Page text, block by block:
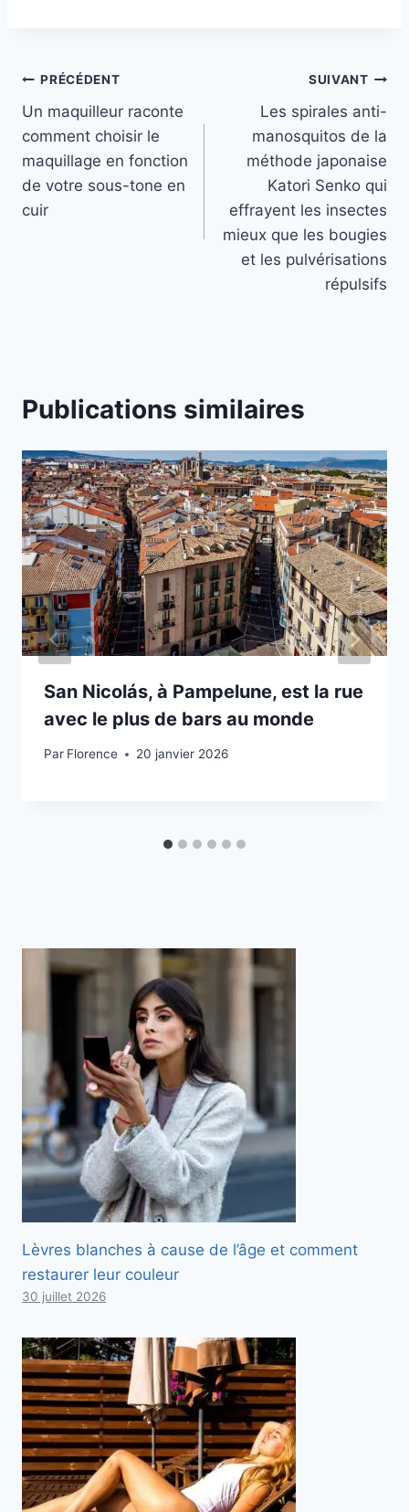
Navigation
de
l’article
PRÉCÉDENT
Un maquilleur raconte
comment choisir le
maquillage en fonction
de votre sous-tone en
cuir
SUIVANT
Les spirales anti-
manosquitos de la
méthode japonaise
Katori Senko qui
effrayent les insectes
mieux que les bougies
et les pulvérisations
répulsifs
Publications similaires
San Nicolás, à Pampelune, est la rue
avec le plus de bars au monde
Par Florence 20 janvier 2026
Lèvres blanches à cause de l’âge et comment
restaurer leur couleur
30 juillet 2026